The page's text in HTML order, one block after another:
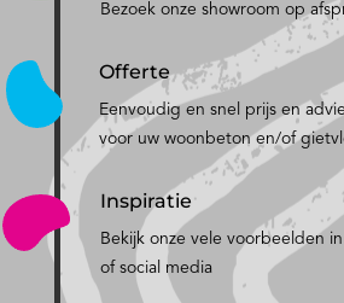
Bezoek onze showroom op
Offerte
Eenvoudig en snel prijs en
voor uw woonbeton en/of
Inspiratie
Bekijk onze vele voorbeelden
of social media